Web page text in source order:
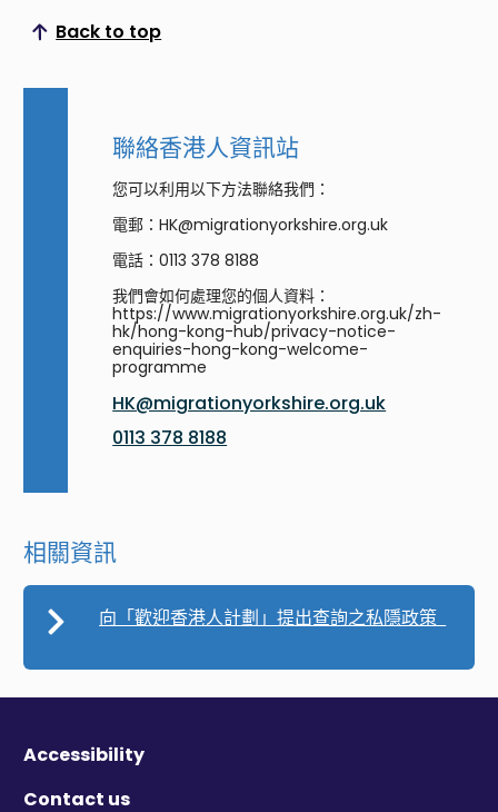
Back to top
Scroll to top
聯絡香港人資訊站
您可以利用以下方法聯絡我們：
電郵：HK@migrationyorkshire.org.uk
電話：0113 378 8188
我們會如何處理您的個人資料：
https://www.migrationyorkshire.org.uk/zh-
hk/hong-kong-hub/privacy-notice-
enquiries-hong-kong-welcome-
programme
HK@migrationyorkshire.org.uk
0113 378 8188
相關資訊
向「歡迎香港人計劃」提出查詢之私隱政策
Accessibility
Contact us